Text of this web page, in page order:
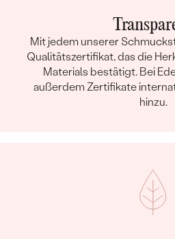
Mit jedem unserer
Qualitätszertifikat, das die
Materials bestätigt. Bei
außerdem Zertifikate
hinzu.